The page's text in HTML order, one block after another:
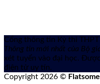
Cổng thông tin Kỳ thi
Thông tin mới nhất của Bộ
xét tuyển vào đại học.
điện tử uy tín.
Copyright 2026 ©